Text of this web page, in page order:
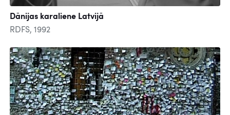
Dānijas karaliene Latvijā
RDFS, 1992